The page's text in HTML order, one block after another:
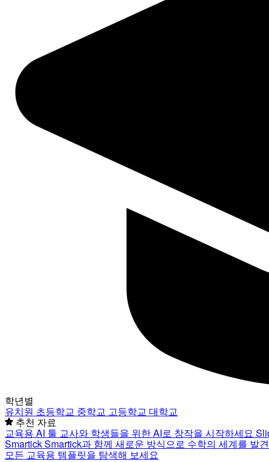
학년별
유치원 초등학교 중학교 고등학교 대학교
추천 자료
교육용 AI 툴 교사와 학생들을 위한 AI로 창작을 시작하세요
SmartickSmartick과 함께 새로운 방식으로 수학의 세계를 발
모든 교육용 템플릿을 탐색해 보세요